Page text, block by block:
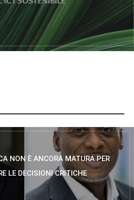
NON È ANCORA MATURA PER
LE DECISIONI CRITICHE